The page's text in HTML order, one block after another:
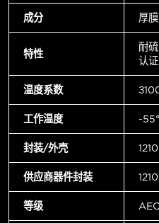
成分 厚膜
特性
耐
认证
温度系数
工作温度 -
封装/外壳
供应商器件封装 1210
等级